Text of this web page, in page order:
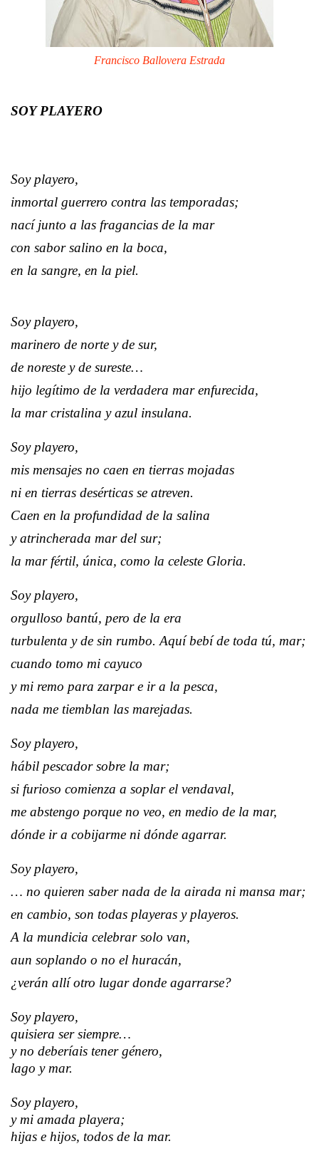
Francisco Ballovera Estrada
SOY PLAYERO
Soy playero,
inmortal guerrero contra las temporadas;
nací junto a las fragancias de la mar
con sabor salino en la boca,
en la sangre, en la piel.
Soy playero,
marinero de norte y de sur,
de noreste y de sureste…
hijo legítimo de la verdadera mar enfurecida,
la mar cristalina y azul insulana.
Soy playero,
mis mensajes no caen en tierras mojadas
ni en tierras desérticas se atreven.
Caen en la profundidad de la salina
y atrincherada mar del sur;
la mar fértil, única, como la celeste Gloria.
Soy playero,
orgulloso bantú, pero de la era
turbulenta y de sin rumbo. Aquí bebí de toda tú, mar;
cuando tomo mi cayuco
y mi remo para zarpar e ir a la pesca,
nada me tiemblan las marejadas.
Soy playero,
hábil pescador sobre la mar;
si furioso comienza a soplar el vendaval,
me abstengo porque no veo, en medio de la mar,
dónde ir a cobijarme ni dónde agarrar.
Soy playero,
… no quieren saber nada de la airada ni mansa mar;
en cambio, son todas playeras y playeros.
A la mundicia celebrar solo van,
aun soplando o no el huracán,
¿verán allí otro lugar donde agarrarse?
Soy playero,
quisiera ser siempre…
y no deberíais tener género,
lago y mar.
Soy playero,
y mi amada playera;
hijas e hijos, todos de la mar.